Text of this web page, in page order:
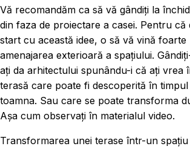
Vă recomandăm ca să vă gândiți la
din faza de proiectare a casei. Pentru că
start cu această idee, o să vă vină
amenajarea exterioară a spațiului.
ați da arhitectului spunându-i că ați vrea
terasă care poate fi descoperită în
toamna. Sau care se poate transforma
Așa cum observați în materialul video.
Transformarea unei terase într-un